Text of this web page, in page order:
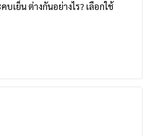
เย็น ต่างกันอย่างไร? เลือกใช้